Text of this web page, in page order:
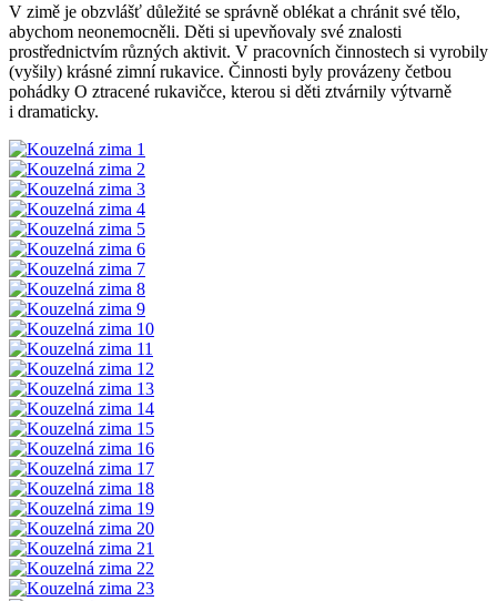
V zimě je obzvlášť důležité se správně oblékat a chránit své tělo,
abychom neonemocněli. Děti si upevňovaly své znalosti
prostřednictvím různých aktivit. V pracovních činnostech si vyrobily
(vyšily) krásné zimní rukavice. Činnosti byly provázeny četbou
pohádky O ztracené rukavičce, kterou si děti ztvárnily výtvarně
i dramaticky.